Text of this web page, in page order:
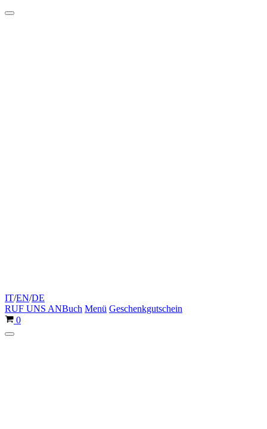
Navigationsmenü
IT/EN/DE
RUF UNS ANBuch Menü Geschenkgutschein
Warenkorb
0
Navigationsmenü